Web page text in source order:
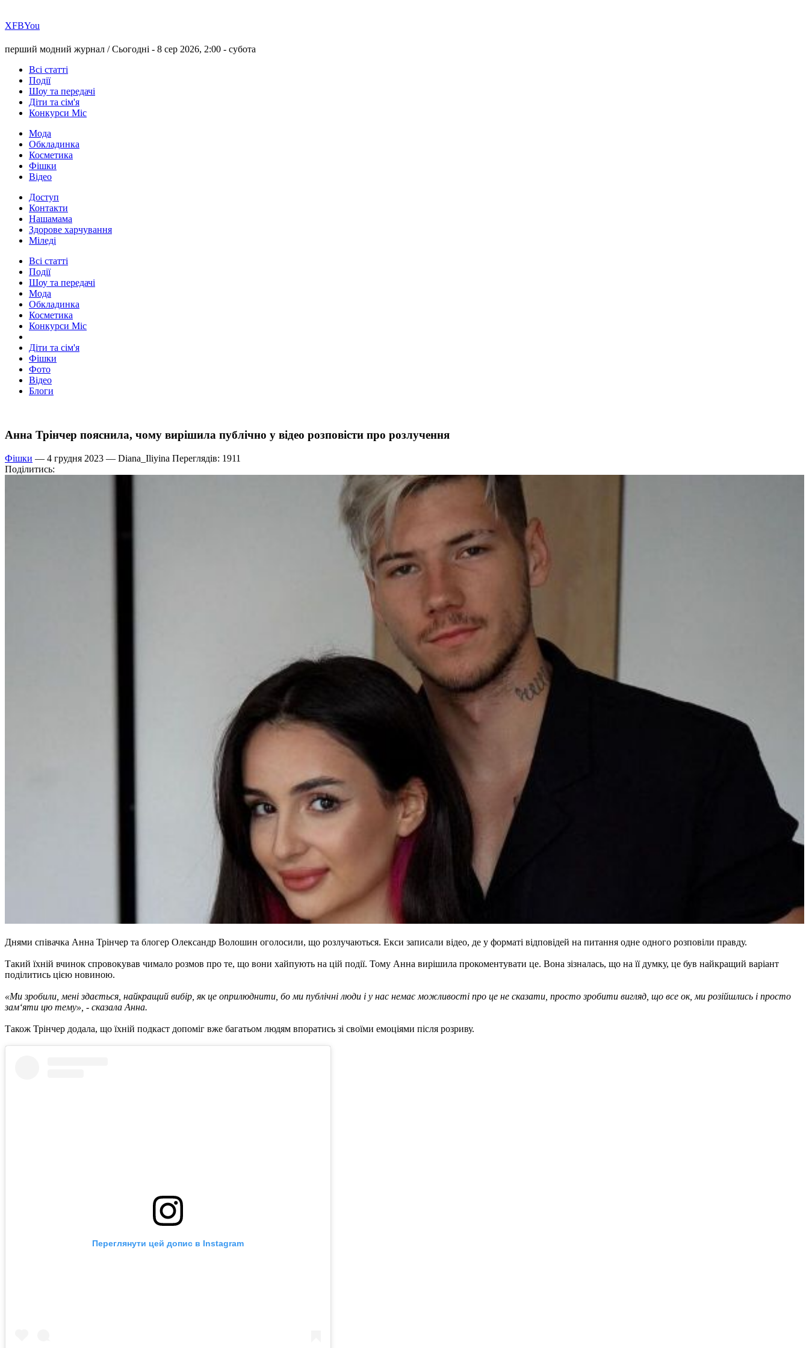
ХFBYou
перший модний журнал /Сьогодні - 8 сер 2026, 2:00 - субота
Всі статті
Події
Шоу та передачі
Діти та сім'я
Конкурси Міс
Мода
Обкладинка
Косметика
Фішки
Відео
Доступ
Контакти
Нашамама
Здорове харчування
Міледі
Всі статті
Події
Шоу та передачі
Мода
Обкладинка
Косметика
Конкурси Міс
Діти та сім'я
Фішки
Фото
Відео
Блоги
Анна Трінчер пояснила, чому вирішила публічно у відео розповісти про розлучення
Фішки — 4 грудня 2023 — Diana_Iliyina Переглядів: 1911
Поділитись:
Днями співачка Анна Трінчер та блогер Олександр Волошин оголосили, що розлучаються. Екси записали відео, де у форматі відповідей на питання одне одного розповіли правду.
Такий їхній вчинок спровокував чимало розмов про те, що вони хайпують на цій події. Тому Анна вирішила прокоментувати це. Вона зізналась, що на її думку, це був найкращий варіант
поділитись цією новиною.
«Ми зробили, мені здається, найкращий вибір, як це оприлюднити, бо ми публічні люди і у нас немає можливості про це не сказати, просто зробити вигляд, що все ок, ми розійшлись і просто
зам‘яти цю тему», - сказала Анна.
Також Трінчер додала, що їхній подкаст допоміг вже багатьом людям впоратись зі своїми емоціями після розриву.
Переглянути цей допис в Instagram